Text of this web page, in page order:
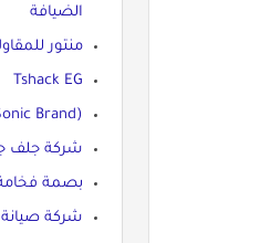
الضيافة
منتور
Tshack EG
Brand)
شركة جلف
بصمة
شركة صيانة